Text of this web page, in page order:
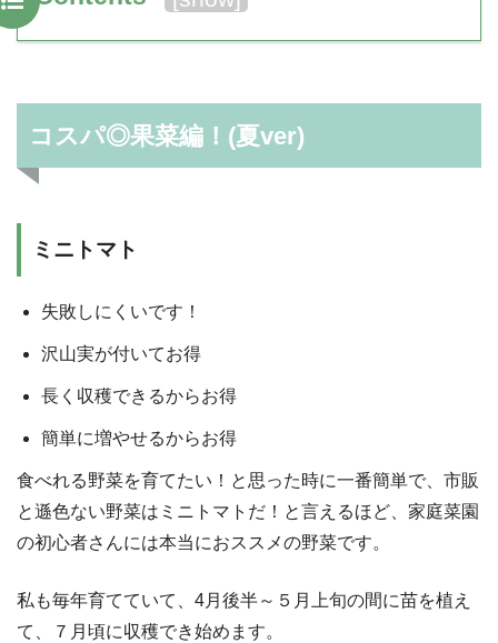
コスパ◎果菜編！(夏ver)
ミニトマト
失敗しにくいです！
沢山実が付いてお得
長く収穫できるからお得
簡単に増やせるからお得
食べれる野菜を育てたい！と思った時に一番簡単で、市販
と遜色ない野菜はミニトマトだ！と言えるほど、家庭菜園
の初心者さんには本当におススメの野菜です。
私も毎年育てていて、4月後半～５月上旬の間に苗を植え
て、７月頃に収穫でき始めます。